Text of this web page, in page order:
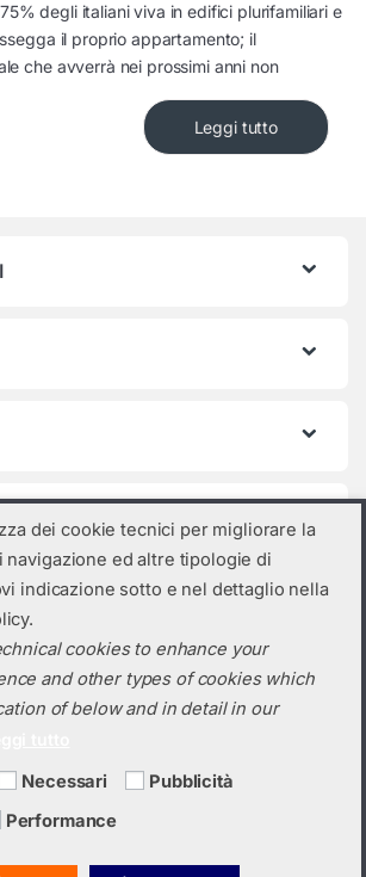
degli italiani viva in edifici plurifamiliari e
il proprio appartamento; il
che avverrà nei prossimi anni non
Leggi tutto
bisogno di un preventivo?
+39 0423 6326
dei cookie tecnici per migliorare la
navigazione ed altre tipologie di
indicazione sotto e nel dettaglio nella
cookies to enhance your
and other types of cookies which
of below and in detail in our
Necessari
Pubblicità
Performance